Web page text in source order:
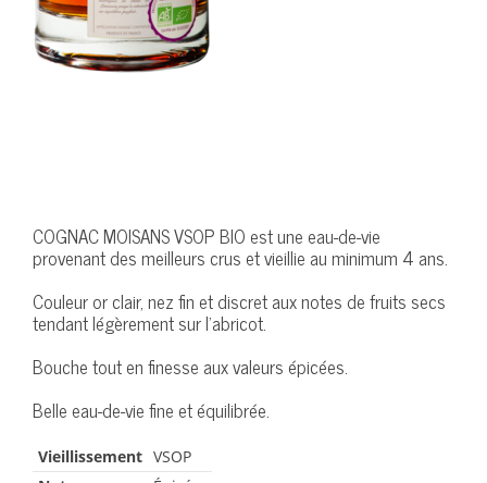
COGNAC MOISANS VSOP BIO est une eau-de-vie
provenant des meilleurs crus et vieillie au minimum 4 ans.
Couleur or clair, nez fin et discret aux notes de fruits secs
tendant légèrement sur l’abricot.
Bouche tout en finesse aux valeurs épicées.
Belle eau-de-vie fine et équilibrée.
Vieillissement VSOP